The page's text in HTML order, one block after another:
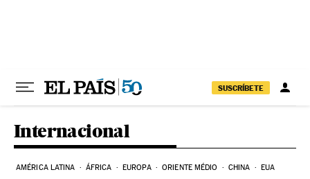
SUSCRÍBETE
Internacional
AMÉRICA LATINA ÁFRICA EUROPA ORIENTE MÉDIO CHINA EUA